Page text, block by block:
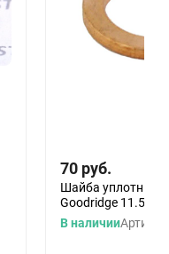
70 руб.
Шайба
Goodridge 11.5
В наличииАртикул